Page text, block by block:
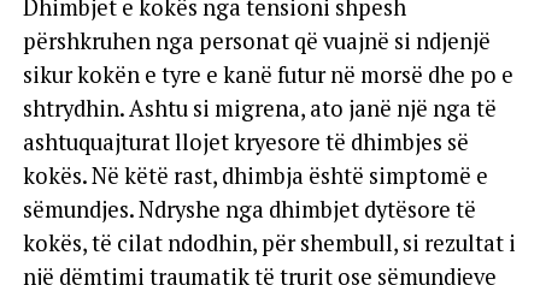
Dhimbjet e kokës nga tensioni shpesh
përshkruhen nga personat që vuajnë si ndjenjë
sikur kokën e tyre e kanë futur në morsë dhe po e
shtrydhin. Ashtu si migrena, ato janë një nga të
ashtuquajturat llojet kryesore të dhimbjes së
kokës. Në këtë rast, dhimbja është simptomë e
sëmundjes. Ndryshe nga dhimbjet dytësore të
kokës, të cilat ndodhin, për shembull, si rezultat i
një dëmtimi traumatik të trurit ose sëmundjeve